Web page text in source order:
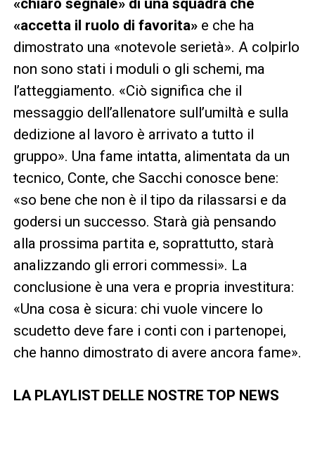
«accetta il ruolo di favorita»e che ha
dimostrato una «notevole serietà». A colpirlo
non sono stati i moduli o gli schemi, ma
l’atteggiamento. «Ciò significa che il
messaggio dell’allenatore sull’umiltà e sulla
dedizione al lavoro è arrivato a tutto il
gruppo». Una fame intatta, alimentata da un
tecnico, Conte, che Sacchi conosce bene:
«so bene che non è il tipo da rilassarsi e da
godersi un successo. Starà già pensando
alla prossima partita e, soprattutto, starà
analizzando gli errori commessi». La
conclusione è una vera e propria investitura:
«Una cosa è sicura: chi vuole vincere lo
scudetto deve fare i conti con i partenopei,
che hanno dimostrato di avere ancora fame».
LA PLAYLIST DELLE NOSTRE TOP NEWS